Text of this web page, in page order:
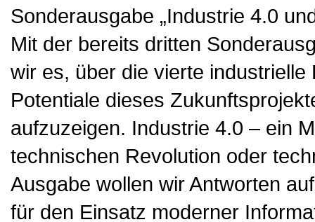
Sonderausgabe „Industrie 4.0
Mit der bereits dritten
wir es, über die vierte
Potentiale dieses
aufzuzeigen. Industrie 4.0 – ein
technischen Revolution oder
Ausgabe wollen wir Antworten
für den Einsatz moderner